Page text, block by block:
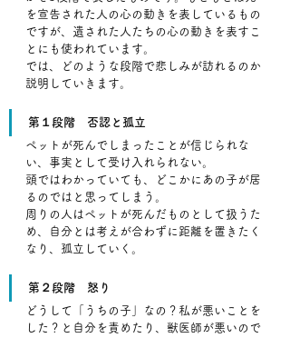
を宣告された人の心の動きを表しているもの
ですが、遺された人たちの心の動きを表すこ
とにも使われています。
では、どのような段階で悲しみが訪れるのか
説明していきます。
第１段階　否認と孤立
ペットが死んでしまったことが信じられな
い、事実として受け入れられない。
頭ではわかっていても、どこかにあの子が居
るのではと思ってしまう。
周りの人はペットが死んだものとして扱うた
め、自分とは考えが合わずに距離を置きたく
なり、孤立していく。
第２段階　怒り
どうして「うちの子」なの？私が悪いことを
した？と自分を責めたり、獣医師が悪いので